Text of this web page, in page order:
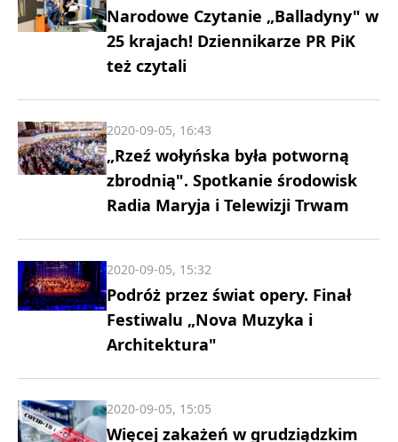
Narodowe Czytanie „Balladyny" w
25 krajach! Dziennikarze PR PiK
też czytali
„Rzeź wołyńska była potworną
zbrodnią". Spotkanie środowisk
Radia Maryja i Telewizji Trwam
2020-09-05, 16:43
Podróż przez świat opery. Finał
Festiwalu „Nova Muzyka i
Architektura"
2020-09-05, 15:32
Więcej zakażeń w grudziądzkim
2020-09-05, 15:05